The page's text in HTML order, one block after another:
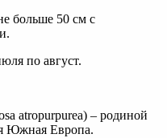
больше 50 см с
по август.
atropurpurea) – родиной
Южная Европа.